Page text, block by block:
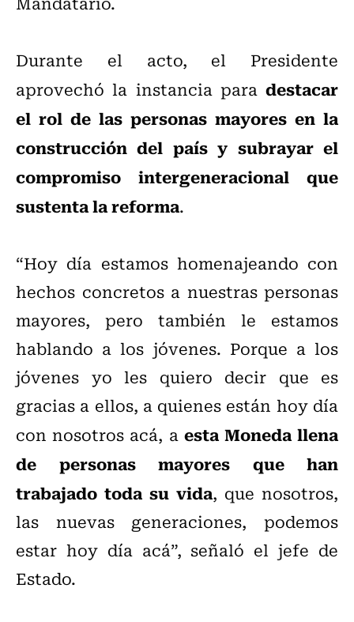
Durante el acto, el Presidente
aprovechó la instancia para destacar
el rol de las personas mayores en la
construcción del país y subrayar el
compromiso intergeneracional que
sustenta la reforma.
“Hoy día estamos homenajeando con
hechos concretos a nuestras personas
mayores, pero también le estamos
hablando a los jóvenes. Porque a los
jóvenes yo les quiero decir que es
gracias a ellos, a quienes están hoy día
con nosotros acá, a esta Moneda llena
de personas mayores que han
trabajado toda su vida, que nosotros,
las nuevas generaciones, podemos
estar hoy día acá”, señaló el jefe de
Estado.